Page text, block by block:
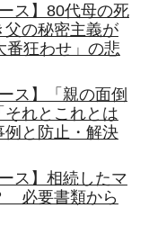
ス】80代母の死
の秘密主義が
番狂わせ」の悲
ス】「親の面倒
れとこれとは
と防止・解決
ス】相続したマ
必要書類から